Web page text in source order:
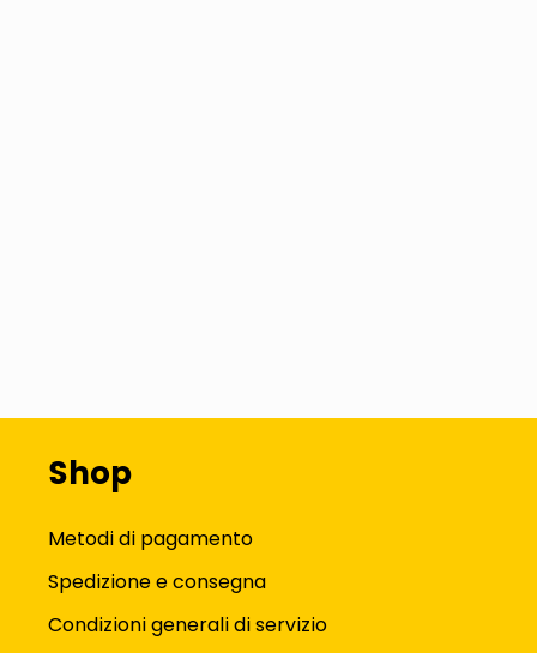
Shop
Metodi di pagamento
Spedizione e consegna
Condizioni generali di servizio